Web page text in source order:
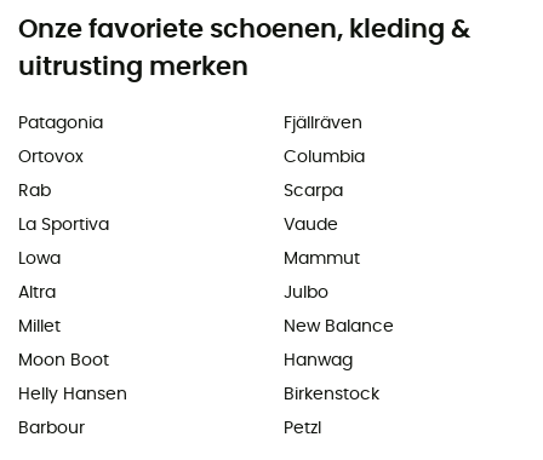
Onze favoriete schoenen, kleding &
uitrusting merken
Patagonia
Ortovox
Rab
La Sportiva
Lowa
Altra
Millet
Moon Boot
Helly Hansen
Barbour
Fjällräven
Columbia
Scarpa
Vaude
Mammut
Julbo
New Balance
Hanwag
Birkenstock
Petzl